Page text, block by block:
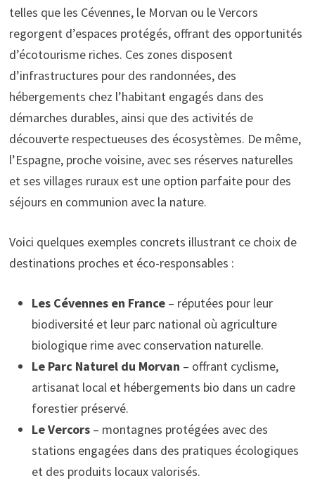
telles que les Cévennes, le Morvan ou le Vercors
regorgent d’espaces protégés, offrant des opportunités
d’écotourisme riches. Ces zones disposent
d’infrastructures pour des randonnées, des
hébergements chez l’habitant engagés dans des
démarches durables, ainsi que des activités de
découverte respectueuses des écosystèmes. De même,
l’Espagne, proche voisine, avec ses réserves naturelles
et ses villages ruraux est une option parfaite pour des
séjours en communion avec la nature.
Voici quelques exemples concrets illustrant ce choix de
destinations proches et éco-responsables :
Les Cévennes en France– réputées pour leur
biodiversité et leur parc national où agriculture
biologique rime avec conservation naturelle.
Le Parc Naturel du Morvan – offrant cyclisme,
artisanat local et hébergements bio dans un cadre
forestier préservé.
Le Vercors– montagnes protégées avec des
stations engagées dans des pratiques écologiques
et des produits locaux valorisés.